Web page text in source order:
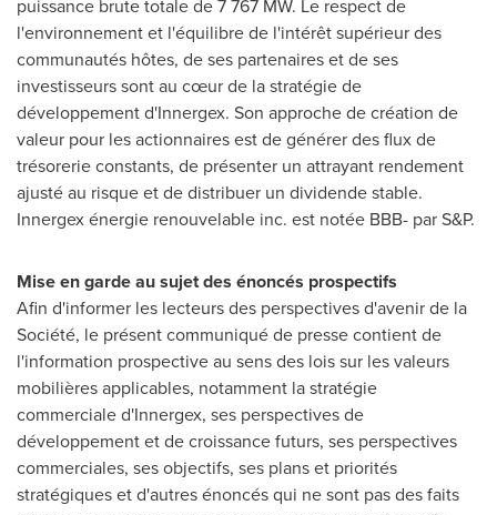
puissance brute totale de 7 767 MW. Le respect de
l'environnement et l'équilibre de l'intérêt supérieur des
communautés hôtes, de ses partenaires et de ses
investisseurs sont au cœur de la stratégie de
développement d'Innergex. Son approche de création de
valeur pour les actionnaires est de générer des flux de
trésorerie constants, de présenter un attrayant rendement
ajusté au risque et de distribuer un dividende stable.
Innergex énergie renouvelable inc. est notée BBB- par S&P.
Mise en garde au sujet des énoncés prospectifs
Afin d'informer les lecteurs des perspectives d'avenir de la
Société, le présent communiqué de presse contient de
l'information prospective au sens des lois sur les valeurs
mobilières applicables, notamment la stratégie
commerciale d'Innergex, ses perspectives de
développement et de croissance futurs, ses perspectives
commerciales, ses objectifs, ses plans et priorités
stratégiques et d'autres énoncés qui ne sont pas des faits